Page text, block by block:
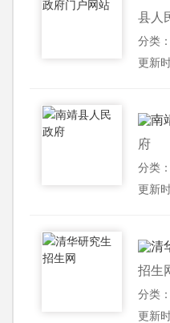
县人
分类：
更新
府
分类：
更新
招生
分类：
更新